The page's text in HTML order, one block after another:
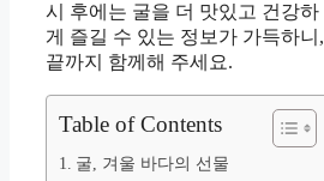
시 후에는 굴을 더 맛있고 건강하
게 즐길 수 있는 정보가 가득하니,
끝까지 함께해 주세요.
Table of Contents
굴, 겨울 바다의 선물